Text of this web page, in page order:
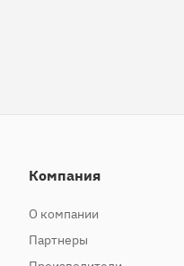
Компания
О компании
Партнеры